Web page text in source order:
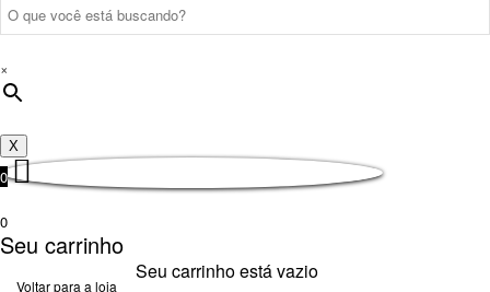
×
X
0
0
Seu carrinho
Seu carrinho está vazio
Voltar para a loja